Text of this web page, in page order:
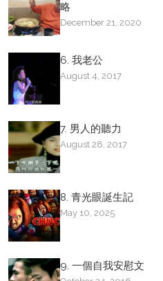
略
December 21, 2020
6. 我老公
August 4, 2017
7. 男人的聽力
August 28, 2017
8. 青光眼誕生記
May 10, 2025
9. 一個自我安慰文